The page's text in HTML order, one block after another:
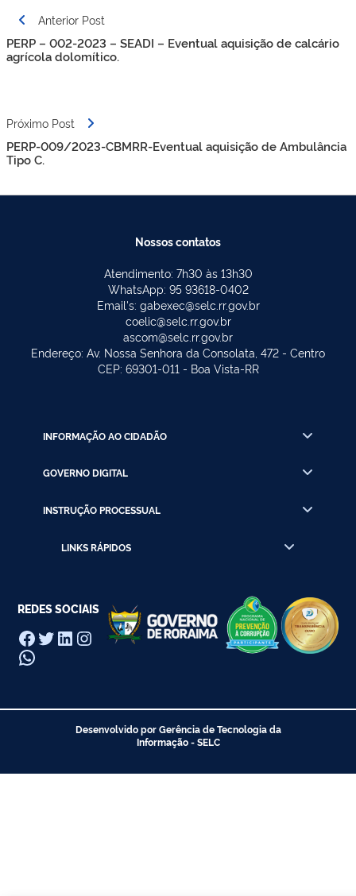
Navegação
de
Post
Anterior Post
PERP – 002-2023 – SEADI – Eventual aquisição de calcário
agrícola dolomítico.
Próximo Post
PERP-009/2023-CBMRR-Eventual aquisição de Ambulância
Tipo C.
Nossos contatos
Atendimento: 7h30 às 13h30
WhatsApp: 95 93618-0402
Email's: gabexec@selc.rr.gov.br
coelic@selc.rr.gov.br
ascom@selc.rr.gov.br
Endereço: Av. Nossa Senhora da Consolata, 472 - Centro
CEP: 69301-011 - Boa Vista-RR
INFORMAÇÃO AO CIDADÃO
GOVERNO DIGITAL
INSTRUÇÃO PROCESSUAL
LINKS RÁPIDOS
REDES SOCIAIS
Facebook
Twitter
LinkedIn
Instagram
WhatsApp
Desenvolvido por Gerência de Tecnologia da
Informação - SELC